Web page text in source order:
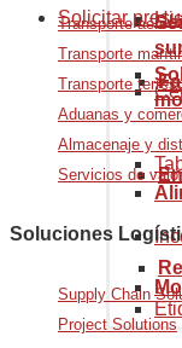
Solicitar
Transporte aéreo
Transporte
Transporte
Aduanas y
Almacenaje y
Servicios de
Soluciones
Supply Chain
Project Solutions